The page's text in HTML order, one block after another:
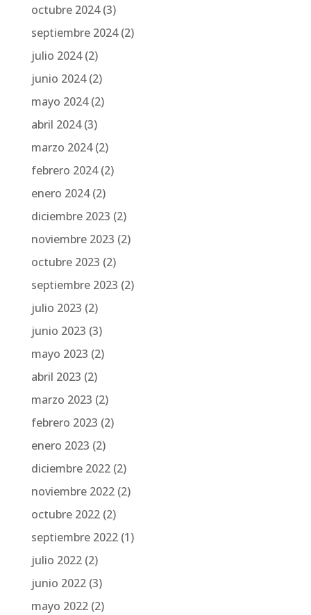
octubre 2024(3)
septiembre 2024(2)
julio 2024(2)
junio 2024(2)
mayo 2024(2)
abril 2024(3)
marzo 2024(2)
febrero 2024(2)
enero 2024(2)
diciembre 2023 (2)
noviembre 2023 (2)
octubre 2023 (2)
septiembre 2023 (2)
julio 2023 (2)
junio 2023 (3)
mayo 2023 (2)
abril 2023 (2)
marzo 2023 (2)
febrero 2023 (2)
enero 2023 (2)
diciembre 2022(2)
noviembre 2022(2)
octubre 2022(2)
septiembre 2022(1)
julio 2022(2)
junio 2022(3)
mayo 2022(2)